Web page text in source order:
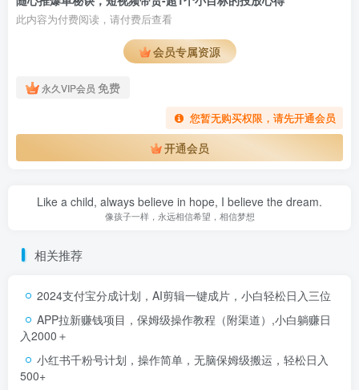
此内容为付费阅读，请付费后查看
会员专属资源
永久VIP会员 免费
您暂无购买权限，请先开通会员
开通会员
Like a child, always believe in hope, I believe the dream.
像孩子一样，永远相信希望，相信梦想
相关推荐
2024支付宝分成计划，AI剪辑一键成片，小白轻松日入三位
APP拉新赚钱项目，保姆级操作教程（附渠道）,小白躺赚日
入2000＋
小红书千粉号计划，操作简单，无脑保姆级搬运，轻松日入
500+